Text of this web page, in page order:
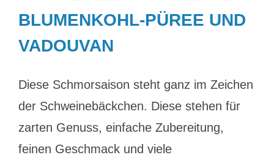
BLUMENKOHL-PÜREE UND
VADOUVAN
Diese Schmorsaison steht ganz im Zeichen
der Schweinebäckchen. Diese stehen für
zarten Genuss, einfache Zubereitung,
feinen Geschmack und viele